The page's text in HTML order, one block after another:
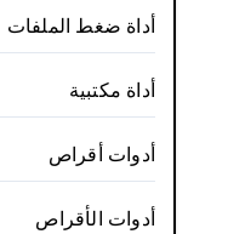
أداة ضغط الملفات
أداة مكتبية
أدوات أقراص
أدوات الأقراص